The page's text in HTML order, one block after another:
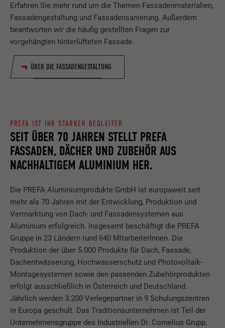
Erfahren Sie mehr rund um die Themen Fassadenmaterialien,
Fassadengestaltung und Fassadensanierung. Außerdem
beantworten wir die häufig gestellten Fragen zur
vorgehängten hinterlüfteten Fassade.
ÜBER DIE FASSADENGESTALTUNG
SEIT ÜBER 70 JAHREN STELLT PREFA
FASSADEN, DÄCHER UND ZUBEHÖR AUS
NACHHALTIGEM ALUMINIUM HER.
PREFA IST IHR STARKER BEGLEITER
Die PREFA Aluminiumprodukte GmbH ist europaweit seit
mehr als 70 Jahren mit der Entwicklung, Produktion und
Vermarktung von Dach- und Fassadensystemen aus
Aluminium erfolgreich. Insgesamt beschäftigt die PREFA
Gruppe in 23 Ländern rund 640 MitarbeiterInnen. Die
Produktion der über 5.000 Produkte für Dach, Fassade,
Dachentwässerung, Hochwasserschutz und Photovoltaik-
Montagesystemen sowie den passenden Zubehörprodukten
erfolgt ausschließlich in Österreich und Deutschland.
Jährlich werden 3.200 Verlegepartner in 9 Schulungszentren
in Europa geschult. Das Traditionsunternehmen ist Teil der
Unternehmensgruppe des Industriellen Dr. Cornelius Grupp,